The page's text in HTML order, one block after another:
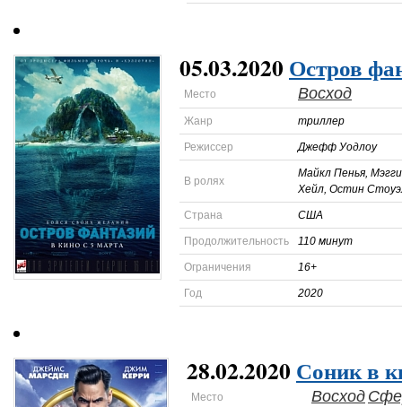
05.03.2020 Остров
Место Восход
Жанр триллер
Режиссер Джефф Уодлоу
В ролях
Майкл Пенья,
Хейл, Остин
Страна США
Продолжительность 110 минут
Ограничения 16+
Год 2020
28.02.2020 Соник в
Место Восход